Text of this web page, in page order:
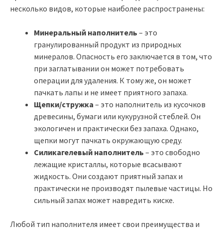
несколько видов, которые наиболее распространены:
Минеральный наполнитель – это
гранулированный продукт из природных
минералов. Опасность его заключается в том, что
при заглатывании он может потребовать
операции для удаления. К тому же, он может
пачкать лапы и не имеет приятного запаха.
Щепки/стружка – это наполнитель из кусочков
древесины, бумаги или кукурузной стеблей. Он
экологичен и практически без запаха. Однако,
щепки могут пачкать окружающую среду.
Силикагелевый наполнитель – это свободно
лежащие кристаллы, которые всасывают
жидкость. Они создают приятный запах и
практически не производят пылевые частицы. Но
сильный запах может навредить киске.
Любой тип наполнителя имеет свои преимущества и